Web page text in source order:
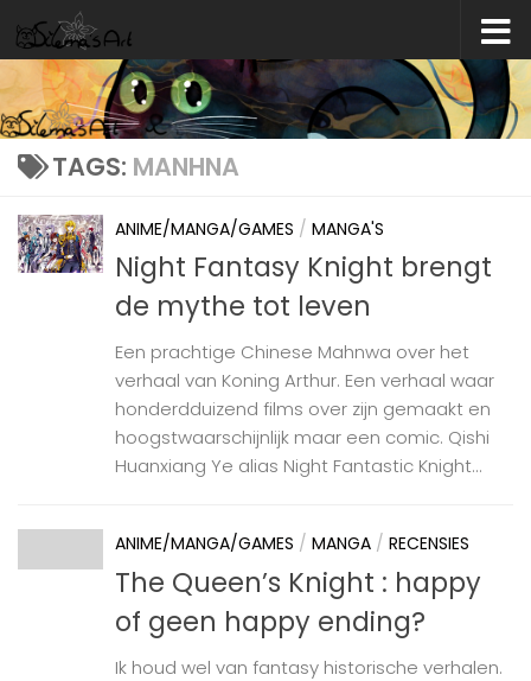
Skip to content
TAGS: MANHNA
ANIME/MANGA/GAMES / MANGA'S
Night Fantasy Knight brengt
de mythe tot leven
Een prachtige Chinese Mahnwa over het
verhaal van Koning Arthur. Een verhaal waar
honderdduizend films over zijn gemaakt en
hoogstwaarschijnlijk maar een comic. Qishi
Huanxiang Ye alias Night Fantastic Knight...
ANIME/MANGA/GAMES / MANGA / RECENSIES
The Queen’s Knight : happy
of geen happy ending?
Ik houd wel van fantasy historische verhalen.